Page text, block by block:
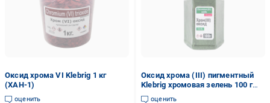
Оксид хрома VI Klebrig 1 кг
(ХАН-1)
оценить
Оксид хрома (ІІІ) пигментный
Klebrig хромовая зелень 100 г
ХРМ-0,1
оценить